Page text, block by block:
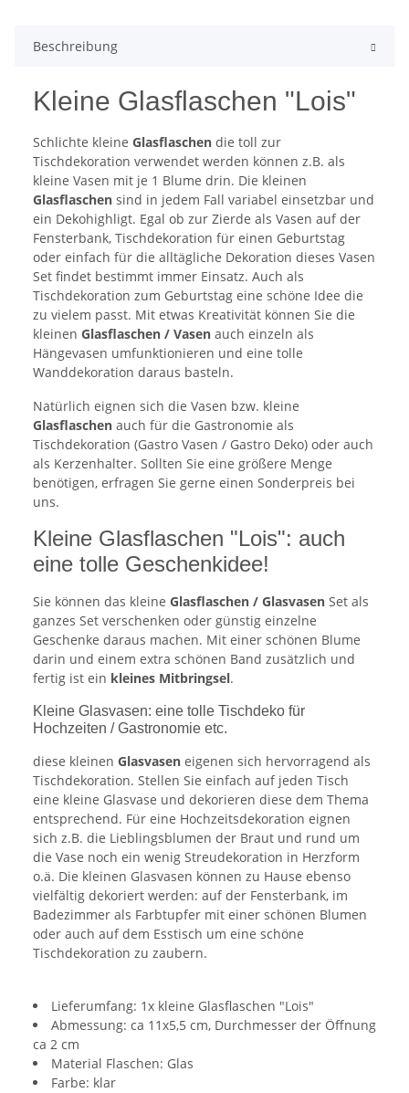
Beschreibung
Kleine Glasflaschen "Lois"
Schlichte kleine Glasflaschen die toll zur
Tischdekoration verwendet werden können z.B. als
kleine Vasen mit je 1 Blume drin. Die kleinen
Glasflaschen sind in jedem Fall variabel einsetzbar und
ein Dekohighligt. Egal ob zur Zierde als Vasen auf der
Fensterbank, Tischdekoration für einen Geburtstag
oder einfach für die alltägliche Dekoration dieses Vasen
Set findet bestimmt immer Einsatz. Auch als
Tischdekoration zum Geburtstag eine schöne Idee die
zu vielem passt. Mit etwas Kreativität können Sie die
kleinen Glasflaschen / Vasen auch einzeln als
Hängevasen umfunktionieren und eine tolle
Wanddekoration daraus basteln.
Natürlich eignen sich die Vasen bzw. kleine
Glasflaschen auch für die Gastronomie als
Tischdekoration (Gastro Vasen / Gastro Deko) oder auch
als Kerzenhalter. Sollten Sie eine größere Menge
benötigen, erfragen Sie gerne einen Sonderpreis bei
uns.
Kleine Glasflaschen "Lois": auch
eine tolle Geschenkidee!
Sie können das kleine Glasflaschen / Glasvasen Set als
ganzes Set verschenken oder günstig einzelne
Geschenke daraus machen. Mit einer schönen Blume
darin und einem extra schönen Band zusätzlich und
fertig ist ein kleines Mitbringsel.
Kleine Glasvasen: eine tolle Tischdeko für
Hochzeiten / Gastronomie etc.
diese kleinen Glasvasen eigenen sich hervorragend als
Tischdekoration. Stellen Sie einfach auf jeden Tisch
eine kleine Glasvase und dekorieren diese dem Thema
entsprechend. Für eine Hochzeitsdekoration eignen
sich z.B. die Lieblingsblumen der Braut und rund um
die Vase noch ein wenig Streudekoration in Herzform
o.ä. Die kleinen Glasvasen können zu Hause ebenso
vielfältig dekoriert werden: auf der Fensterbank, im
Badezimmer als Farbtupfer mit einer schönen Blumen
oder auch auf dem Esstisch um eine schöne
Tischdekoration zu zaubern.
Lieferumfang: 1x kleine Glasflaschen "Lois"
Abmessung: ca 11x5,5 cm, Durchmesser der Öffnung
ca 2 cm
Material Flaschen: Glas
Farbe: klar